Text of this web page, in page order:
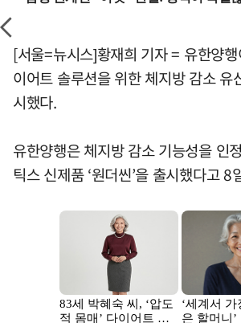
[서울=뉴시스]황재희 기자 = 유한양
이어트 솔루션을 위한 체지방 감소 유
시했다.
유한양행은 체지방 감소 기능성을 인
틱스 신제품 ‘원더씬’을 출시했다고 8